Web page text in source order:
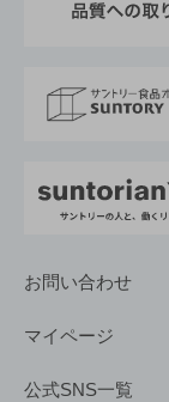
採用情報
お問い合わせ
マイページ
公式SNS一覧